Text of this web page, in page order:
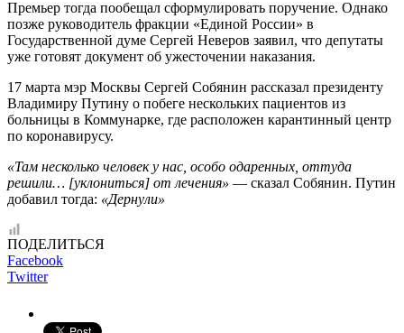
Премьер тогда пообещал сформулировать поручение. Однако
позже руководитель фракции «Единой России» в
Государственной думе Сергей Неверов заявил, что депутаты
уже готовят документ об ужесточении наказания.
17 марта мэр Москвы Сергей Собянин рассказал президенту
Владимиру Путину о побеге нескольких пациентов из
больницы в Коммунарке, где расположен карантинный центр
по коронавирусу.
«Там несколько человек у нас, особо одаренных, оттуда
решили… [уклониться] от лечения» — сказал Собянин. Путин
добавил тогда: «Дернули»
ПОДЕЛИТЬСЯ
Facebook
Twitter